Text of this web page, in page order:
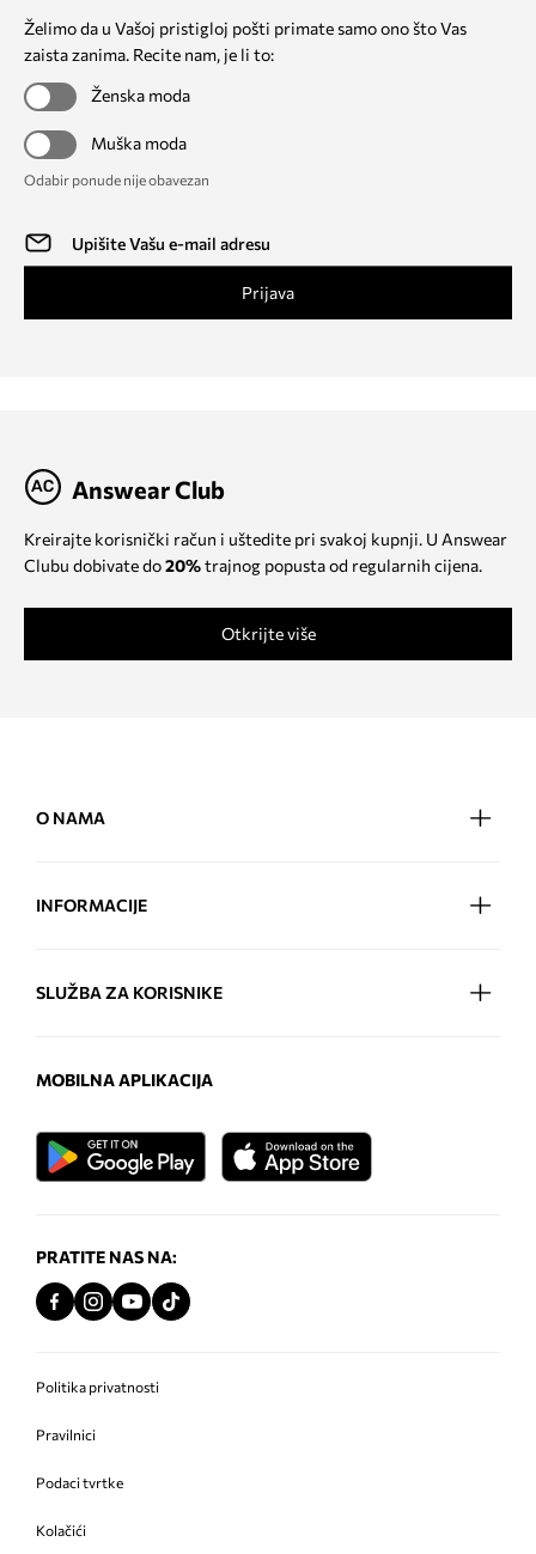
Želimo da u Vašoj pristigloj pošti primate samo ono što Vas
zaista zanima. Recite nam, je li to:
Ženska moda
Muška moda
Odabir ponude nije obavezan
Prijava
Answear Club
Kreirajte korisnički račun i uštedite pri svakoj kupnji. U Answear
Clubu dobivate do20%trajnog popusta od regularnih cijena.
Otkrijte više
O NAMA
INFORMACIJE
SLUŽBA ZA KORISNIKE
MOBILNA APLIKACIJA
PRATITE NAS NA:
Politika privatnosti
Pravilnici
Podaci tvrtke
Kolačići